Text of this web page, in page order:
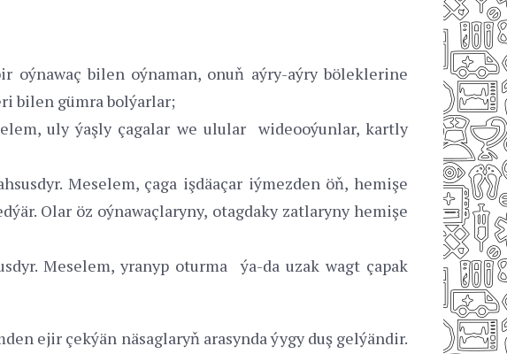
bilen oýnaman, onuň aýry-aýry böleklerine
bilen gümra bolýarlar;
uly ýaşly çagalar we ulular wideooýunlar, kartly
Meselem, çaga işdäaçar iýmezden öň, hemişe
Olar öz oýnawaçlaryny, otagdaky zatlaryny hemişe
Meselem, yranyp oturma ýa-da uzak wagt çapak
ejir çekýän näsaglaryň arasynda ýygy duş gelýändir.